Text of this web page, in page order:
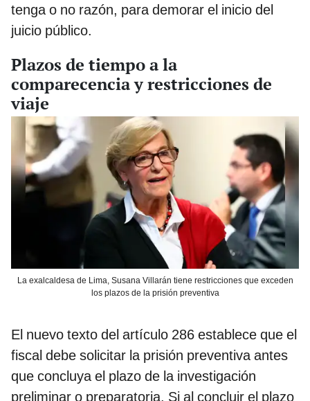
tenga o no razón, para demorar el inicio del
juicio público.
Plazos de tiempo a la
comparecencia y restricciones de
viaje
La exalcaldesa de Lima, Susana Villarán tiene restricciones que exceden
los plazos de la prisión preventiva
El nuevo texto del artículo 286 establece que el
fiscal debe solicitar la prisión preventiva antes
que concluya el plazo de la investigación
preliminar o preparatoria. Si al concluir el plazo